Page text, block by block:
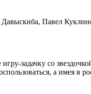
Павел
задачку со
а имея в